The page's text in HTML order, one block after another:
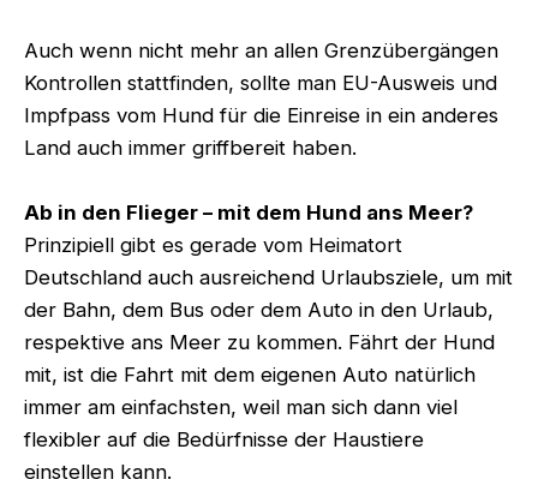
Auch wenn nicht mehr an allen Grenzübergängen
Kontrollen stattfinden, sollte man EU-Ausweis und
Impfpass vom Hund für die Einreise in ein anderes
Land auch immer griffbereit haben.
Ab in den Flieger – mit dem Hund ans Meer?
Prinzipiell gibt es gerade vom Heimatort
Deutschland auch ausreichend Urlaubsziele, um mit
der Bahn, dem Bus oder dem Auto in den Urlaub,
respektive ans Meer zu kommen. Fährt der Hund
mit, ist die Fahrt mit dem eigenen Auto natürlich
immer am einfachsten, weil man sich dann viel
flexibler auf die Bedürfnisse der Haustiere
einstellen kann.